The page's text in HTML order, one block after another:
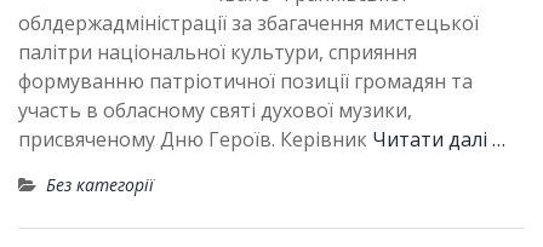
облдержадміністрації за збагачення мистецької
палітри національної культури, сприяння
формуванню патріотичної позиції громадян та
участь в обласному святі духової музики,
присвяченому Дню Героїв. Керівник Читати далі …
Без категорії